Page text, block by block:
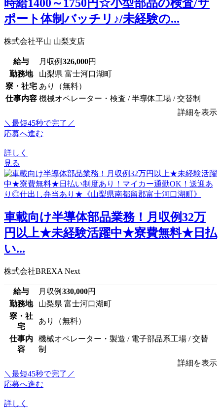
時給1400～1750円☆小型部品の検査/サ
ポート体制バッチリ♪/未経験の...
株式会社平山 山梨支店
給与 月収例 326,000円
勤務地
山梨県 富士河口湖町
寮・社宅 あり（無料）
仕事内容 機械オペレーター・検査 / 半導体工場 / 交替制
詳細を表示
＼最短45秒で完了／
応募へ進む
詳しく
見る
車載向け半導体部品業務！月収例32万
円以上★未経験活躍中★寮費無料★日払
い...
株式会社BREXA Next
給与 月収例 330,000円
勤務地
山梨県 富士河口湖町
寮・社
宅
あり（無料）
仕事内
容
機械オペレーター・製造 / 電子部品系工場 / 交替
制
詳細を表示
＼最短45秒で完了／
応募へ進む
詳しく